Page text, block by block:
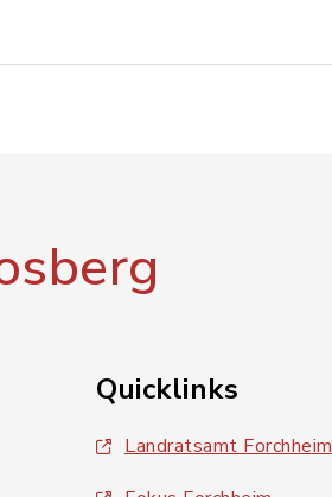
Quicklinks
Landratsamt Forchheim